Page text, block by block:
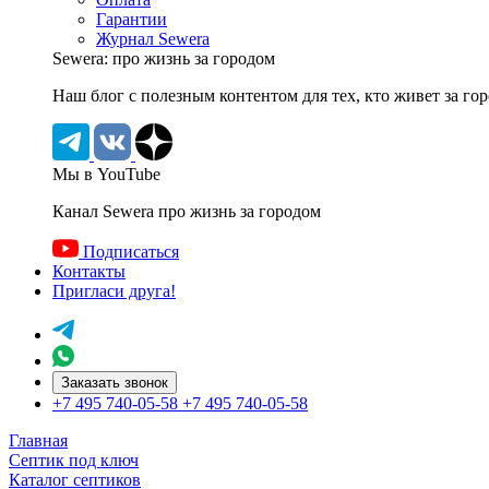
Гарантии
Журнал Sewera
Sewera: про жизнь за городом
Наш блог c полезным контентом для тех, кто живет за
Мы в YouTube
Канал Sewera про жизнь за городом
Подписаться
Контакты
Пригласи друга!
Заказать звонок
+7 495 740-05-58 +7 495 740-05-58
Главная
Септик под ключ
Каталог септиков